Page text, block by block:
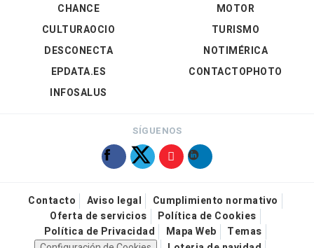
CHANCE
CULTURAOCIO
DESCONECTA
EPDATA.ES
INFOSALUS
MOTOR
TURISMO
NOTIMÉRICA
CONTACTOPHOTO
SÍGUENOS
Contacto Aviso legal
Cumplimiento normativo
Oferta de servicios
Política de Cookies
Política de Privacidad
Mapa Web
Temas